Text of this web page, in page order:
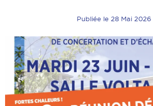
Publiée le 28 Mai 2026